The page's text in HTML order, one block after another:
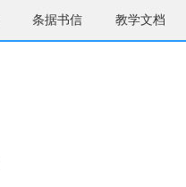
条据书信 教学文档